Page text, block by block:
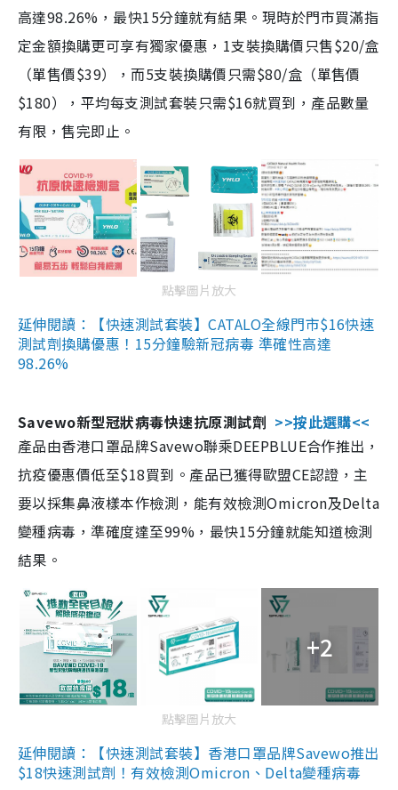
高達98.26%，最快15分鐘就有結果。現時於門市買滿指
定金額換購更可享有獨家優惠，1支裝換購價只售$20/盒
（單售價$39），而5支裝換購價只需$80/盒（單售價
$180），平均每支測試套裝只需$16就買到，產品數量
有限，售完即止。
點擊圖片放大
延伸閱讀：【快速測試套裝】CATALO全線門市$16快速
測試劑換購優惠！15分鐘驗新冠病毒 準確性高達
98.26%
Savewo新型冠狀病毒快速抗原測試劑 >>按此選購<<
產品由香港口罩品牌Savewo聯乘DEEPBLUE合作推出，
抗疫優惠價低至$18買到。產品已獲得歐盟CE認證，主
要以採集鼻液樣本作檢測，能有效檢測Omicron及Delta
變種病毒，準確度達至99%，最快15分鐘就能知道檢測
結果。
+2
點擊圖片放大
延伸閱讀：【快速測試套裝】香港口罩品牌Savewo推出
$18快速測試劑！有效檢測Omicron、Delta變種病毒